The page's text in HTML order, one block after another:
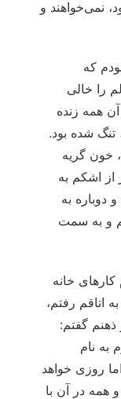
نمی‌خواهند و
که
را خالی
همه زنده
تنگ شده بود.
خون گریه
اشکم به
دوباره به
و به سمت
کارهای خانه
اتاقم رفتم،
گفتم:
به نام
روزی خواهد
در آن با